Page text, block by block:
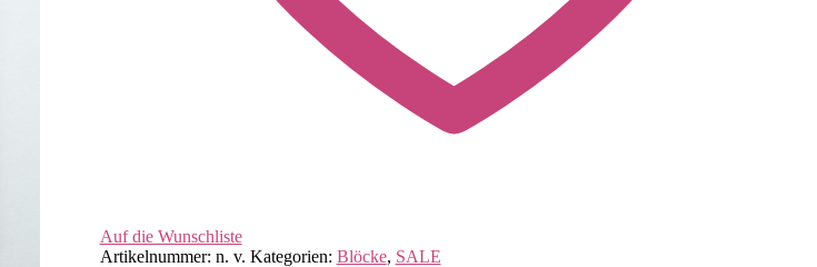
Auf die Wunschliste
Artikelnummer: n. v. Kategorien: Blöcke, SALE